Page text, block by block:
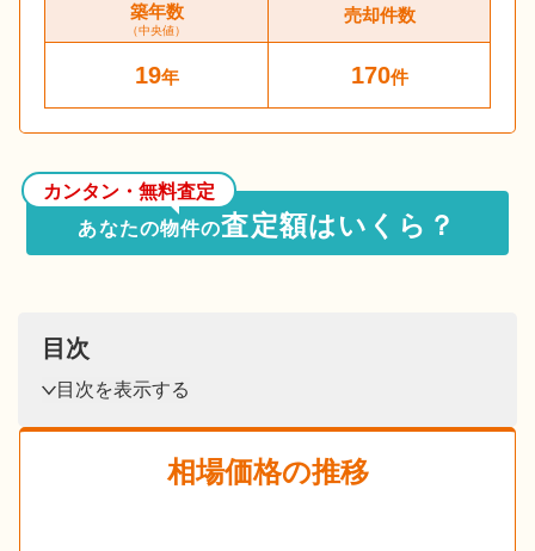
築年数
（中央値）
売却件数
19年 170件
カンタン・無料査定
あなたの物件の査定額はいくら？
目次
目次を表示する
相場価格の推移